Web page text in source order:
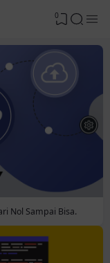
0
Nol Sampai Bisa.